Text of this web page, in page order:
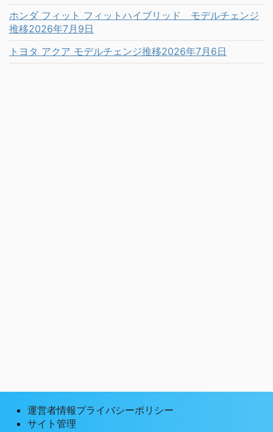
ホンダ フィット フィットハイブリッド モデルチェンジ
推移2026年7月9日
トヨタ アクア モデルチェンジ推移2026年7月6日
運営者情報プライバシーポリシー
サイト管理